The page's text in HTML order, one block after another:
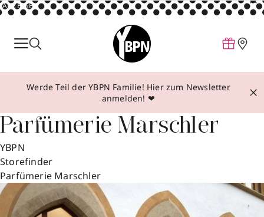
ANZEIGE
Parfum
Make-up
Behandlungen
Inspiration
Über YBPN
Aktionen
Werde Teil der YBPN Familie! Hier zum Newsletter
anmelden! ❤
Parfümerie Marschler
YBPN
Storefinder
Parfümerie Marschler